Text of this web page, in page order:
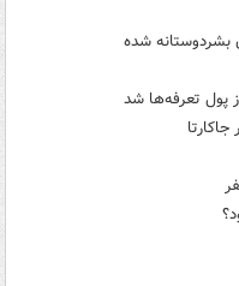
بشردوستانه شده